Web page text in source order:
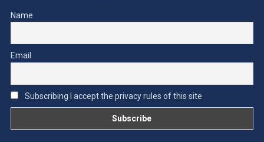
Name
Email
Subscribing I accept the privacy rules of this site